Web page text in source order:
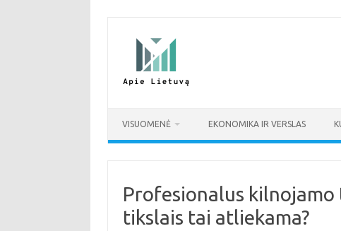
VISUOMENĖ EKONOMIKA IR VERSLAS
Profesionalus
tikslais tai atliekama?